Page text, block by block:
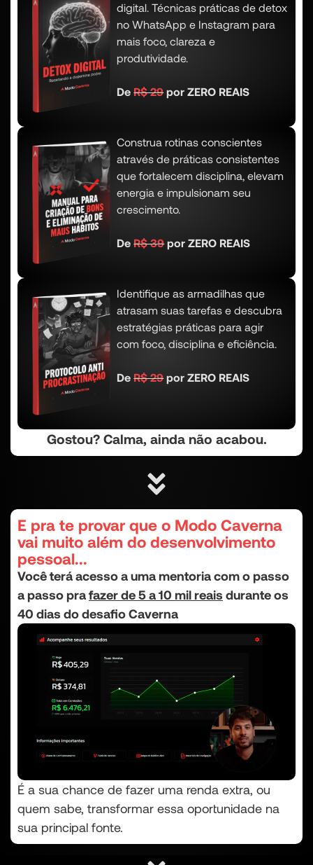
digital. Técnicas práticas de detox
no WhatsApp e Instagram para
mais foco, clareza e
produtividade.
DeR$ 29por ZERO REAIS
Construa rotinas conscientes
através de práticas consistentes
que fortalecem disciplina, elevam
energia e impulsionam seu
crescimento.
DeR$ 39por ZERO REAIS
Identifique as armadilhas que
atrasam suas tarefas e descubra
estratégias práticas para agir
com foco, disciplina e eficiência.
DeR$ 29por ZERO REAIS
Gostou? Calma, ainda não acabou.
E pra te provar que o Modo Caverna
vai muito além do desenvolvimento
pessoal...
Você terá acesso a uma mentoria com o passo
a passo prafazer de 5 a 10 mil reais durante os
40 dias do desafio Caverna
É a sua chance de fazer uma renda extra, ou
quem sabe, transformar essa oportunidade na
sua principal fonte.